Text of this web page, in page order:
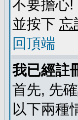
不要擔心!
並按下 忘
回頂端
我已經註
首先, 先
以下兩種